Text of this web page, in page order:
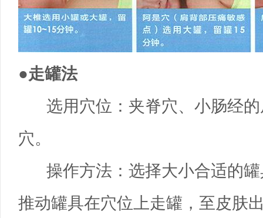
●走罐法
选用穴位：夹脊穴、小肠经的
穴。
操作方法：选择大小合适的罐
推动罐具在穴位上走罐，至皮肤